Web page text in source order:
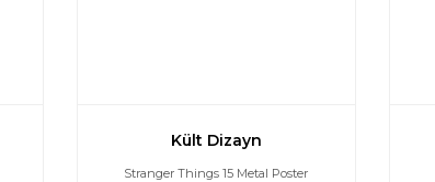
Kült Dizayn
Stranger Things 15 Metal Poster